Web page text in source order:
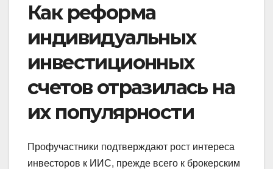
Как реформа
индивидуальных
инвестиционных
счетов отразилась на
их популярности
Профучастники подтверждают рост интереса
инвесторов к ИИС, прежде всего к брокерским